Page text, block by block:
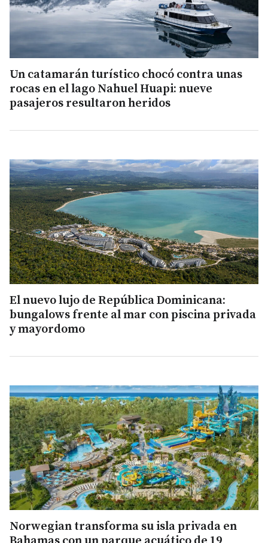
Un catamarán turístico chocó contra unas
rocas en el lago Nahuel Huapi: nueve
pasajeros resultaron heridos
El nuevo lujo de República Dominicana:
bungalows frente al mar con piscina privada
y mayordomo
Norwegian transforma su isla privada en